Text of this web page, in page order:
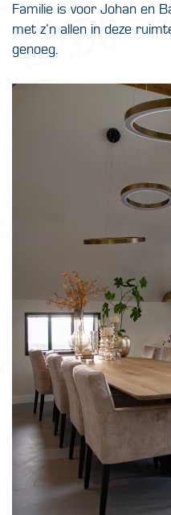
Familie is voor Johan en
met z’n allen in deze
genoeg.